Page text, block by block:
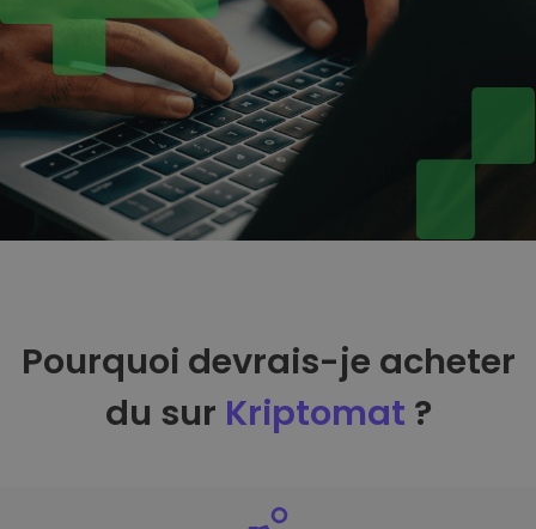
Pourquoi devrais-je acheter
du sur Kriptomat ?